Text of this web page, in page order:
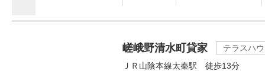
嵯峨野清水町貸家
テラスハ
ＪＲ山陰本線太秦駅 徒歩13分